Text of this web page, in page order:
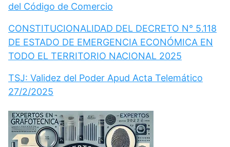
del Código de Comercio
CONSTITUCIONALIDAD DEL DECRETO N° 5.118
DE ESTADO DE EMERGENCIA ECONÓMICA EN
TODO EL TERRITORIO NACIONAL 2025
TSJ: Validez del Poder Apud Acta Telemático
27/2/2025